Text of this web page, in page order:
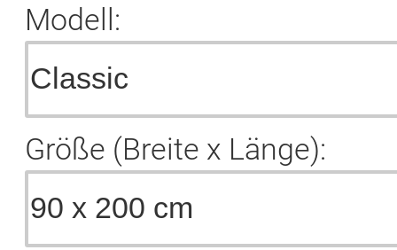
Modell:
Größe (Breite x Länge):